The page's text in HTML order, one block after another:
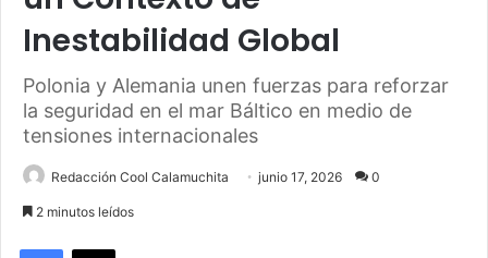
Inestabilidad Global
Polonia y Alemania unen fuerzas para reforzar
la seguridad en el mar Báltico en medio de
tensiones internacionales
Redacción Cool Calamuchita junio 17, 2026 0
2 minutos leídos
Facebook
X